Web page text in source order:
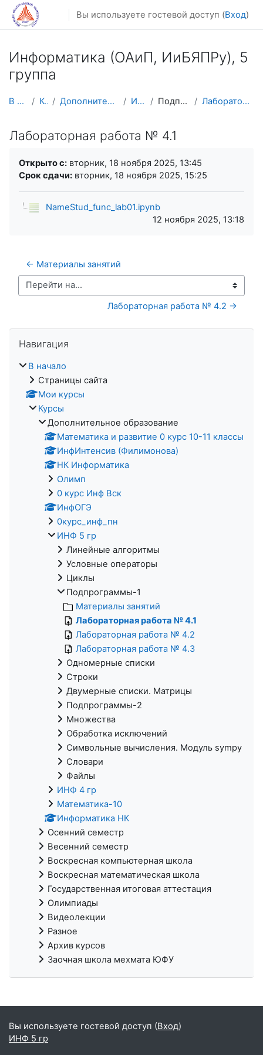
Перейти к основному содержанию
Вы используете гостевой доступ (Вход)
Информатика (ОАиП, ИиБЯПPy), 5
группа
В начало Курсы Дополнительное образование ИНФ 5 гр Подпрограммы-1 Лабораторная работа № 4.1
Лабораторная работа № 4.1
Открыто с: вторник, 18 ноября 2025, 13:45
Срок сдачи: вторник, 18 ноября 2025, 15:25
NameStud_func_lab01.ipynb
12 ноября 2025, 13:18
← Материалы занятий
Перейти на...
Лабораторная работа № 4.2 →
Навигация
В начало
Страницы сайта
Мои курсы
Курсы
Дополнительное образование
Математика и развитие 0 курс 10-11 классы
ИнфИнтенсив (Филимонова)
НК Информатика
Олимп
0 курс Инф Вск
ИнфОГЭ
0курс_инф_пн
ИНФ 5 гр
Линейные алгоритмы
Условные операторы
Циклы
Подпрограммы-1
Материалы занятий
Лабораторная работа № 4.1
Лабораторная работа № 4.2
Лабораторная работа № 4.3
Одномерные списки
Строки
Двумерные списки. Матрицы
Подпрограммы-2
Множества
Обработка исключений
Символьные вычисления. Модуль sympy
Словари
Файлы
ИНФ 4 гр
Математика-10
Информатика НК
Осенний семестр
Весенний семестр
Воскресная компьютерная школа
Воскресная математическая школа
Государственная итоговая аттестация
Олимпиады
Видеолекции
Разное
Архив курсов
Заочная школа мехмата ЮФУ
Вы используете гостевой доступ (Вход)
ИНФ 5 гр